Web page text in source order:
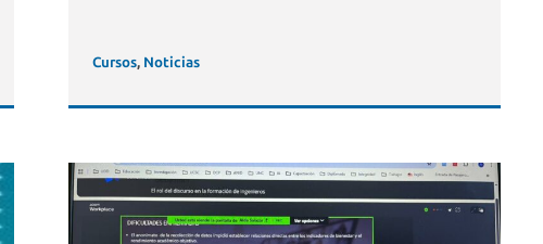
Cursos, Noticias